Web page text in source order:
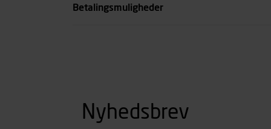
Betalingsmuligheder
Nyhedsbrev